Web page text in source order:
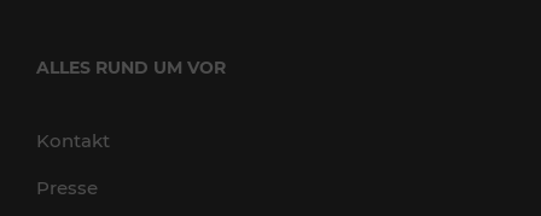
ALLES RUND UM VOR
Kontakt
Presse